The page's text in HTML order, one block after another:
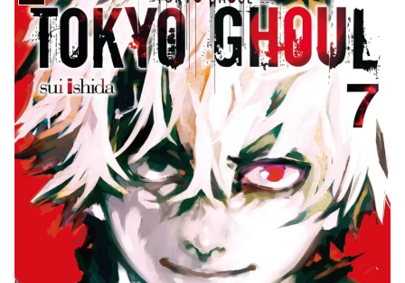
完全に見えてる動画が拡散され
てしまう…
磁気嵐、地球由来のイオンが
主導…JAXAの衛星「あらせ」
が観測！
舌を絡ませて、唾液交換して
── ちゅっちゅしながらの濃厚
エッ画像♪
海外「日本よ、お前がナンバ
ーワンだ」 熊本地震直後の日
本の対応のスピードに世界が衝
がとう” 【海外の反応】
韓国人「日本がここまでの観
光大国に発展した本当の理由が
こちら…」→「昔から日本は愛
されてた…（ﾌﾞﾙﾌﾞﾙ」＝韓国
の反応
韓国人「韓国サッカー協会の
性接待報道、海外でも大騒ぎ
に・・・2002年W杯4強の記録
取り消しの声も」→「マジで国
の恥だ」「2002年まで疑う価値